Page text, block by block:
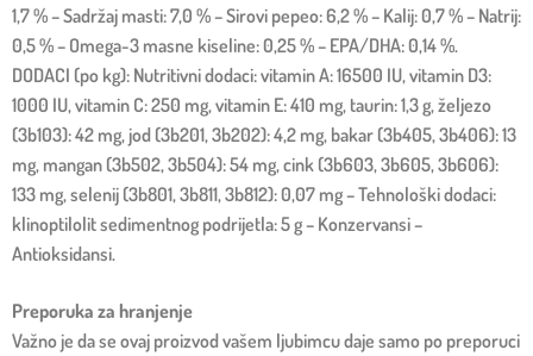
1,7 % – Sadržaj masti: 7,0 % – Sirovi pepeo: 6,2 % – Kalij: 0,7 % – Natrij:
0,5 % – Omega-3 masne kiseline: 0,25 % – EPA/DHA: 0,14 %.
DODACI (po kg): Nutritivni dodaci: vitamin A: 16500 IU, vitamin D3:
1000 IU, vitamin C: 250 mg, vitamin E: 410 mg, taurin: 1,3 g, željezo
(3b103): 42 mg, jod (3b201, 3b202): 4,2 mg, bakar (3b405, 3b406): 13
mg, mangan (3b502, 3b504): 54 mg, cink (3b603, 3b605, 3b606):
133 mg, selenij (3b801, 3b811, 3b812): 0,07 mg – Tehnološki dodaci:
klinoptilolit sedimentnog podrijetla: 5 g – Konzervansi –
Antioksidansi.
Preporuka za hranjenje
Važno je da se ovaj proizvod vašem ljubimcu daje samo po preporuci